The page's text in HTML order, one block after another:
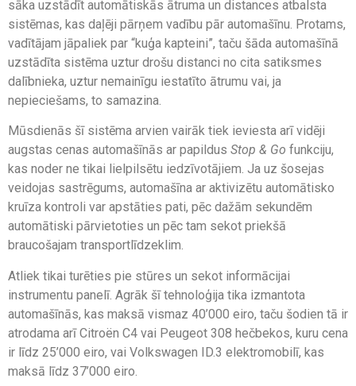
sāka uzstādīt automātiskās ātruma un distances atbalsta
sistēmas, kas daļēji pārņem vadību pār automašīnu. Protams,
vadītājam jāpaliek par “kuģa kapteini”, taču šāda automašīnā
uzstādīta sistēma uztur drošu distanci no cita satiksmes
dalībnieka, uztur nemainīgu iestatīto ātrumu vai, ja
nepieciešams, to samazina.
Mūsdienās šī sistēma arvien vairāk tiek ieviesta arī vidēji
augstas cenas automašīnās ar papildus Stop & Go funkciju,
kas noder ne tikai lielpilsētu iedzīvotājiem. Ja uz šosejas
veidojas sastrēgums, automašīna ar aktivizētu automātisko
kruīza kontroli var apstāties pati, pēc dažām sekundēm
automātiski pārvietoties un pēc tam sekot priekšā
braucošajam transportlīdzeklim.
Atliek tikai turēties pie stūres un sekot informācijai
instrumentu panelī. Agrāk šī tehnoloģija tika izmantota
automašīnās, kas maksā vismaz 40’000 eiro, taču šodien tā ir
atrodama arī Citroën C4 vai Peugeot 308 hečbekos, kuru cena
ir līdz 25’000 eiro, vai Volkswagen ID.3 elektromobilī, kas
maksā līdz 37’000 eiro.